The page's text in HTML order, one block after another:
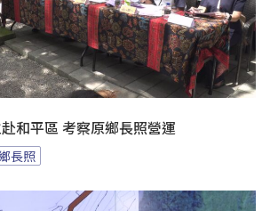
和平區 考察原鄉長照營運
長照